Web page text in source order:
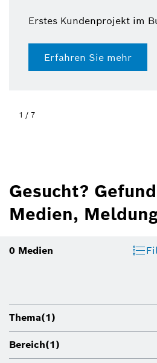
Erstes Kundenprojekt im
Erfahren Sie mehr
1 / 7
Gesucht?
Medien,
0 Medien
Thema(1)
Bereich(1)